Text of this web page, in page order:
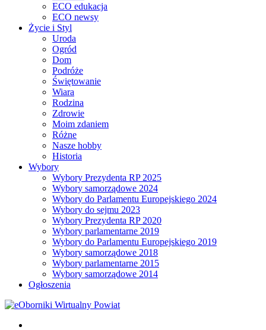
ECO edukacja
ECO newsy
Życie i Styl
Uroda
Ogród
Dom
Podróże
Świętowanie
Wiara
Rodzina
Zdrowie
Moim zdaniem
Różne
Nasze hobby
Historia
Wybory
Wybory Prezydenta RP 2025
Wybory samorządowe 2024
Wybory do Parlamentu Europejskiego 2024
Wybory do sejmu 2023
Wybory Prezydenta RP 2020
Wybory parlamentarne 2019
Wybory do Parlamentu Europejskiego 2019
Wybory samorządowe 2018
Wybory parlamentarne 2015
Wybory samorządowe 2014
Ogłoszenia